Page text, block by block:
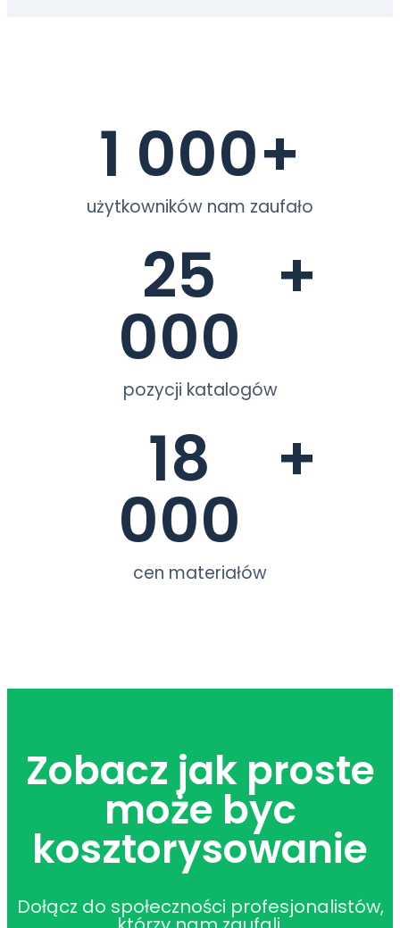
użytkowników nam zaufało
1 000+
pozycji katalogów
25
000
+
cen materiałów
18
000
+
Zobacz jak proste
może byc
kosztorysowanie
Dołącz do społeczności profesjonalistów,